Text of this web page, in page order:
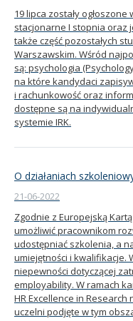
19 lipca zostały
stacjonarne I stopnia oraz
także część pozostałych
Warszawskim. Wśród
są: psychologia
na które kandydaci
i rachunkowość oraz
dostępne są na
systemie IRK.
O działaniach
21-06-2022
Zgodnie z Europejską
umożliwić pracownikom
udostępniać szkolenia, a
umiejętności i kwalifikacje.
niepewności dotyczącej
employability. W ramach
HR Excellence in Research
uczelni podjęte w tym